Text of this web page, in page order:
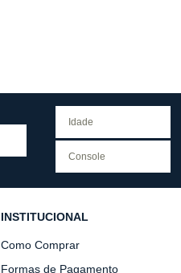
INSTITUCIONAL
Como Comprar
Formas de Pagamento